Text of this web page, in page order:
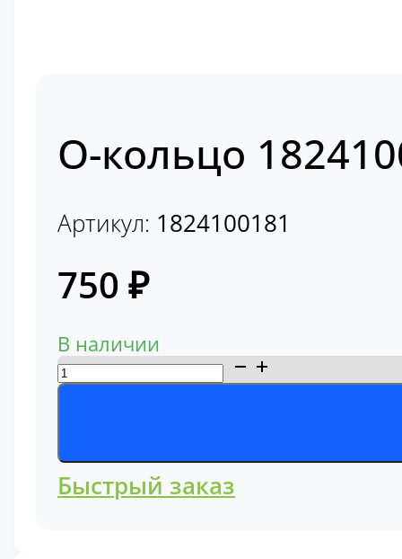
О-кольцо
Артикул: 1824100181
750 ₽
В наличии
Количество
товара
кольцо
1824100181
Быстрый заказ